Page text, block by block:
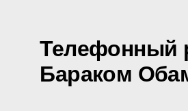
Телефонный
Бараком